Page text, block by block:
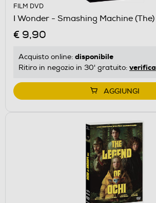
FILM DVD
I Wonder - Smashing Machine (The)
€ 9,90
Acquisto online: disponibile
Ritiro in negozio in 30' gratuito: verifica
AGGIUNGI